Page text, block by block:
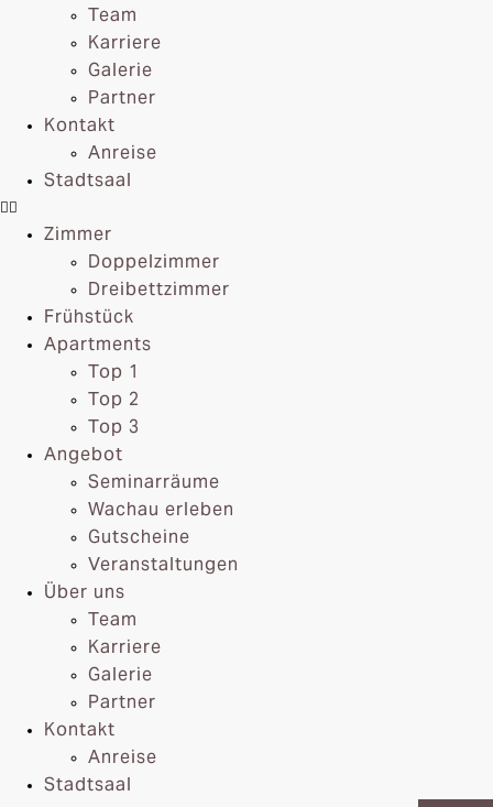
Team
Karriere
Galerie
Partner
Kontakt
Anreise
Stadtsaal
Zimmer
Doppelzimmer
Dreibettzimmer
Frühstück
Apartments
Top 1
Top 2
Top 3
Angebot
Seminarräume
Wachau erleben
Gutscheine
Veranstaltungen
Über uns
Team
Karriere
Galerie
Partner
Kontakt
Anreise
Stadtsaal